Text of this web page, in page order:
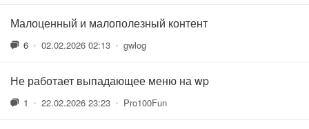
Малоценный и малополезный контент
6 • 02.02.2026 02:13 • gwlog
Не работает выпадающее меню на wp
1 • 22.02.2026 23:23 • Pro100Fun